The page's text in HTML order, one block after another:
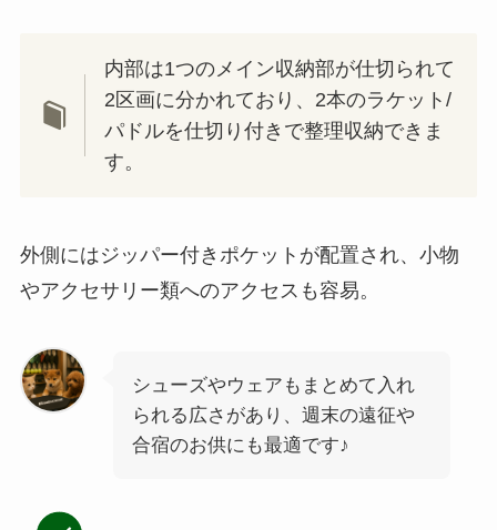
内部は1つのメイン収納部が仕切られて
2区画に分かれており、2本のラケット/
パドルを仕切り付きで整理収納できま
す。
外側にはジッパー付きポケットが配置され、小物
やアクセサリー類へのアクセスも容易。
シューズやウェアもまとめて入れ
られる広さがあり、週末の遠征や
合宿のお供にも最適です♪